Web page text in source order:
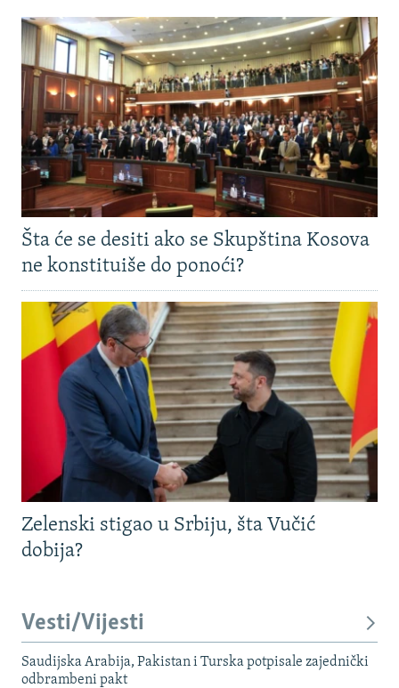
Šta će se desiti ako se Skupština Kosova
ne konstituiše do ponoći?
Zelenski stigao u Srbiju, šta Vučić
dobija?
Vesti/Vijesti
Saudijska Arabija, Pakistan i Turska potpisale zajednički
odbrambeni pakt